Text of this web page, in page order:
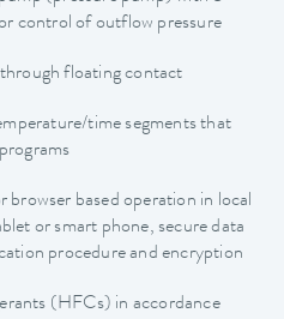
control of outflow pressure
floating contact
time segments that
browser based operation in local
or smart phone, secure data
procedure and encryption
(HFCs) in accordance